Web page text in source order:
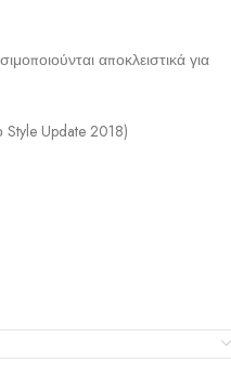
αποκλειστικά για
Update 2018)